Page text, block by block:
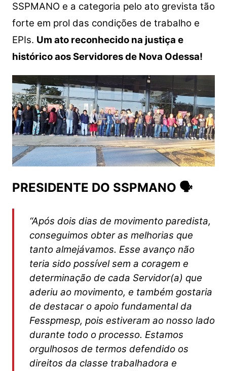
SSPMANO e a categoria pelo ato grevista tão
forte em prol das condições de trabalho e
EPIs. Um ato reconhecido na justiça e
histórico aos Servidores de Nova Odessa!
PRESIDENTE DO SSPMANO 🗣
“Após dois dias de movimento paredista,
conseguimos obter as melhorias que
tanto almejávamos. Esse avanço não
teria sido possível sem a coragem e
determinação de cada Servidor(a) que
aderiu ao movimento, e também gostaria
de destacar o apoio fundamental da
Fesspmesp, pois estiveram ao nosso lado
durante todo o processo. Estamos
orgulhosos de termos defendido os
direitos da classe trabalhadora e